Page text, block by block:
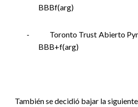
BBBf(arg)
-
Toronto Trust Abierto
BBB+f(arg)
También se decidió bajar la